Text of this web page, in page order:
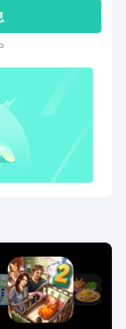
人加入对战，让你在
上好友一起，是聚
经典游戏。5.四人对
音效，带您体验儿时
行棋大战中遇到任何
价给我们反馈，我们
，尽情探索宇宙世界
有的军舰物品，海
千上看大海，别有一
军梦 —物品任意拖
房间，可送东西给其
中，随时随地可以
造不同的剧情 —右
功能可在你讲述故事
角色动作。并可以保
后进行故事分享！